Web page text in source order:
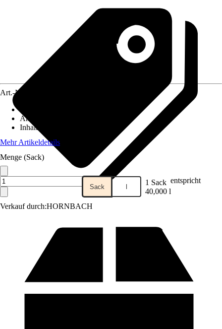
Verkauf durch:HORNBACH
Art.-Nr.
Anwendung
Inhalt
Mehr Artikeldetails
Menge (Sack)
Sack l 1 Sack entspricht
40,000 l